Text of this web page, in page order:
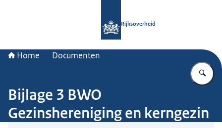
Rijksoverheid
Home Documenten
Bijlage 3 BWO
Gezinshereniging en kerngezin